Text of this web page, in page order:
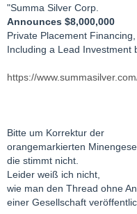
"Summa Silver Corp.
Announces $8,000,000
Private Placement Financing,
Including a Lead Investment
https://
Bitte um Korrektur der
orangemarkierten
die stimmt nicht.
Leider weiß ich nicht,
wie man den Thread ohne
einer Gesellschaft